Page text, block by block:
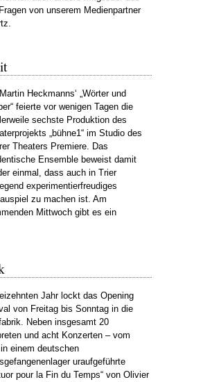
von unserem Medienpartner
Heckmanns‘ „Wörter und
feierte vor wenigen Tagen die
sechste Produktion des
„bühne1“ im Studio des
Theaters Premiere. Das
Ensemble beweist damit
einmal, dass auch in Trier
experimentierfreudiges
zu machen ist. Am
Mittwoch gibt es ein
Jahr lockt das Opening
von Freitag bis Sonntag in die
Neben insgesamt 20
und acht Konzerten – vom
einem deutschen
uraufgeführte
pour la Fin du Temps“ von Olivier